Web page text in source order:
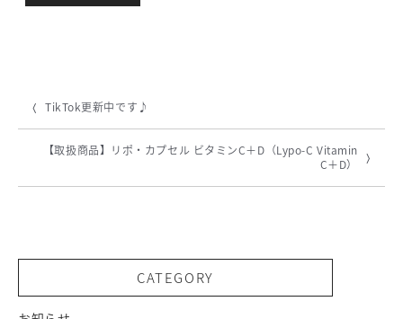
TikTok更新中です♪
【取扱商品】リポ・カプセル ビタミンC＋D（Lypo-C Vitamin
C＋D）
CATEGORY